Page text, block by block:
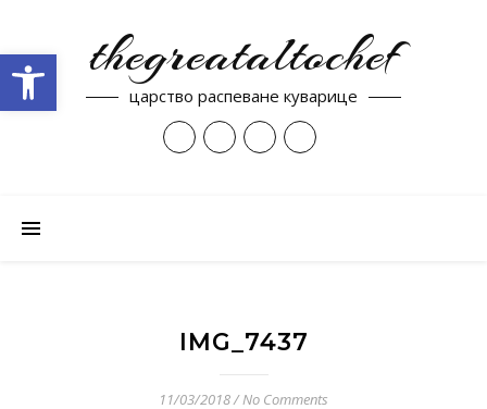
thegreataltochef
царство распеване куварице
IMG_7437
11/03/2018/No Comments
Open toolbar